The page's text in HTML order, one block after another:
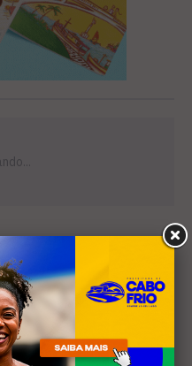
"Interlinhas" lança
de redação para
do ensino médio
Frio